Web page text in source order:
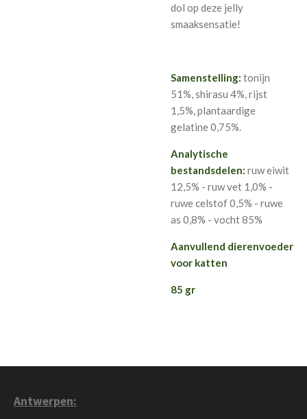
dol op deze jelly
smaaksensatie!
Samenstelling: tonijn
51%, shirasu 4%, rijst
1,5%, plantaardige
gelatine 0,75%.
Analytische
bestandsdelen: ruw eiwit
12,5% - ruw vet 1,0% -
ruwe celstof 0,5% - ruwe
as 0,8% - vocht 85%
Aanvullend dierenvoeder
voor katten
85 gr
Antwerpen: